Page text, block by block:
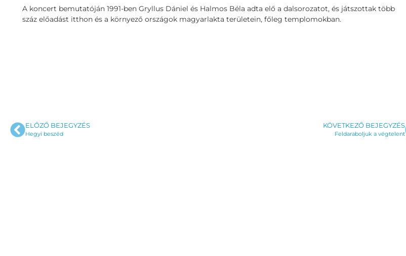
A koncert bemutatóján 1991-ben Gryllus Dániel és Halmos Béla adta elő a dalsorozatot, és játszottak több
száz előadást itthon és a környező országok magyarlakta területein, főleg templomokban.
ELŐZŐ BEJEGYZÉS
Hegyi beszéd
KÖVETKEZŐ BEJEGYZÉS
Feldaraboljuk a végtelent